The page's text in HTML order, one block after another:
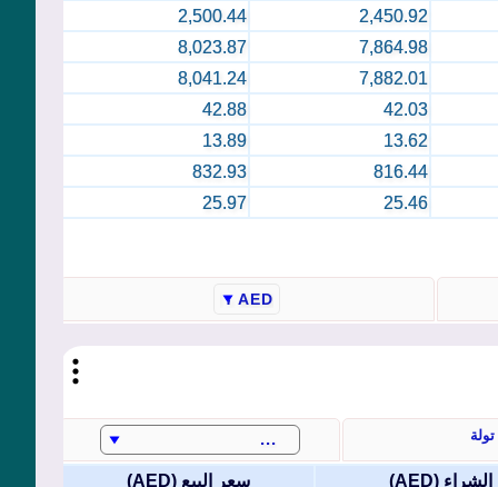
2,450.92
2,500.44
7,864.98
8,023.87
7,882.01
8,041.24
42.03
42.88
13.62
13.89
816.44
832.93
25.46
25.97
تولة
(
AED
) سعر البيع (AED
)